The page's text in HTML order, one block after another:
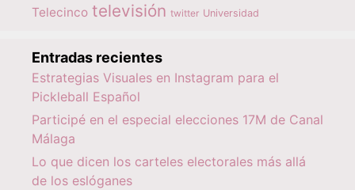
Telecinco televisión twitter Universidad
Entradas recientes
Estrategias Visuales en Instagram para el
Pickleball Español
Participé en el especial elecciones 17M de Canal
Málaga
Lo que dicen los carteles electorales más allá
de los eslóganes